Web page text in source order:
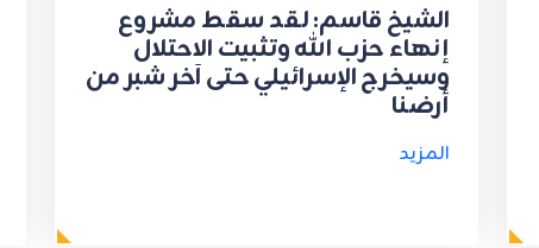
الشيخ قاسم: لقد سقط مشروع
إنهاء حزب الله وتثبيت الاحتلال
وسيخرج الإسرائيلي حتى آخر شبر من
أرضنا
المزيد